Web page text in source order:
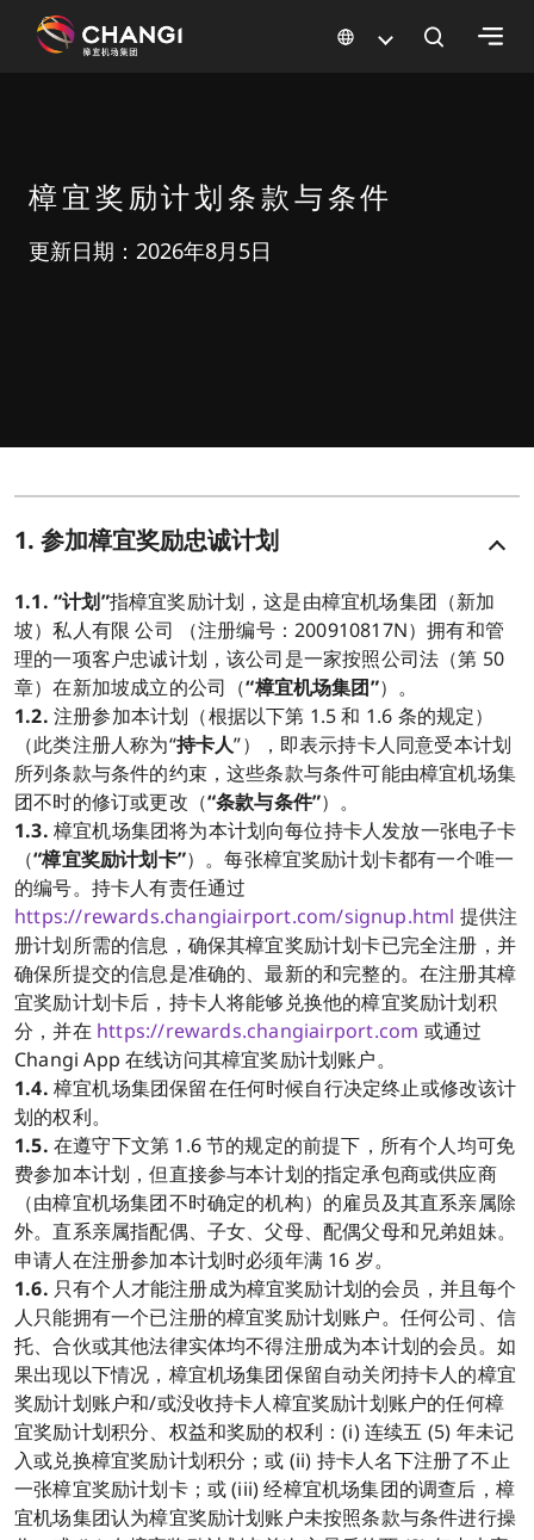
樟
网
言:
樟宜奖励计划条款与条件
更新日期：2026年8月5日
1. 参加樟宜奖励忠诚计划
1.1. “计划”指樟宜奖励计划，这是由樟宜机场集团（新加
坡）私人有限 公司 （注册编号：200910817N）拥有和管
理的一项客户忠诚计划，该公司是一家按照公司法（第 50
章）在新加坡成立的公司（“樟宜机场集团”）。
1.2. 注册参加本计划（根据以下第 1.5 和 1.6 条的规定）
（此类注册人称为“持卡人”），即表示持卡人同意受本计划
所列条款与条件的约束，这些条款与条件可能由樟宜机场集
团不时的修订或更改（“条款与条件”）。
1.3. 樟宜机场集团将为本计划向每位持卡人发放一张电子卡
（“樟宜奖励计划卡”）。每张樟宜奖励计划卡都有一个唯一
的编号。持卡人有责任通过
https://rewards.changiairport.com/signup.html 提供注
册计划所需的信息，确保其樟宜奖励计划卡已完全注册，并
确保所提交的信息是准确的、最新的和完整的。在注册其樟
宜奖励计划卡后，持卡人将能够兑换他的樟宜奖励计划积
分，并在 https://rewards.changiairport.com 或通过
Changi App 在线访问其樟宜奖励计划账户。
1.4. 樟宜机场集团保留在任何时候自行决定终止或修改该计
划的权利。
1.5. 在遵守下文第 1.6 节的规定的前提下，所有个人均可免
费参加本计划，但直接参与本计划的指定承包商或供应商
（由樟宜机场集团不时确定的机构）的雇员及其直系亲属除
外。直系亲属指配偶、子女、父母、配偶父母和兄弟姐妹。
申请人在注册参加本计划时必须年满 16 岁。
1.6. 只有个人才能注册成为樟宜奖励计划的会员，并且每个
人只能拥有一个已注册的樟宜奖励计划账户。任何公司、信
托、合伙或其他法律实体均不得注册成为本计划的会员。如
果出现以下情况，樟宜机场集团保留自动关闭持卡人的樟宜
奖励计划账户和/或没收持卡人樟宜奖励计划账户的任何樟
宜奖励计划积分、权益和奖励的权利：(i) 连续五 (5) 年未记
入或兑换樟宜奖励计划积分；或 (ii) 持卡人名下注册了不止
一张樟宜奖励计划卡；或 (iii) 经樟宜机场集团的调查后，樟
宜机场集团认为樟宜奖励计划账户未按照条款与条件进行操